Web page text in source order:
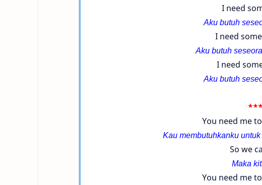
I need
Aku butuh
I need
Aku butuh
I need
Aku butuh
You need me
Kau membutuhkanku
So we
Maka
You need me